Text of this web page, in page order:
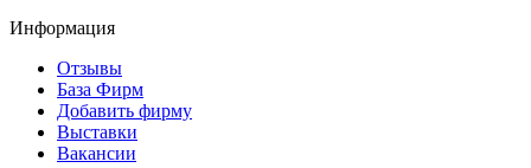
Информация
Отзывы
База Фирм
Добавить фирму
Выставки
Вакансии